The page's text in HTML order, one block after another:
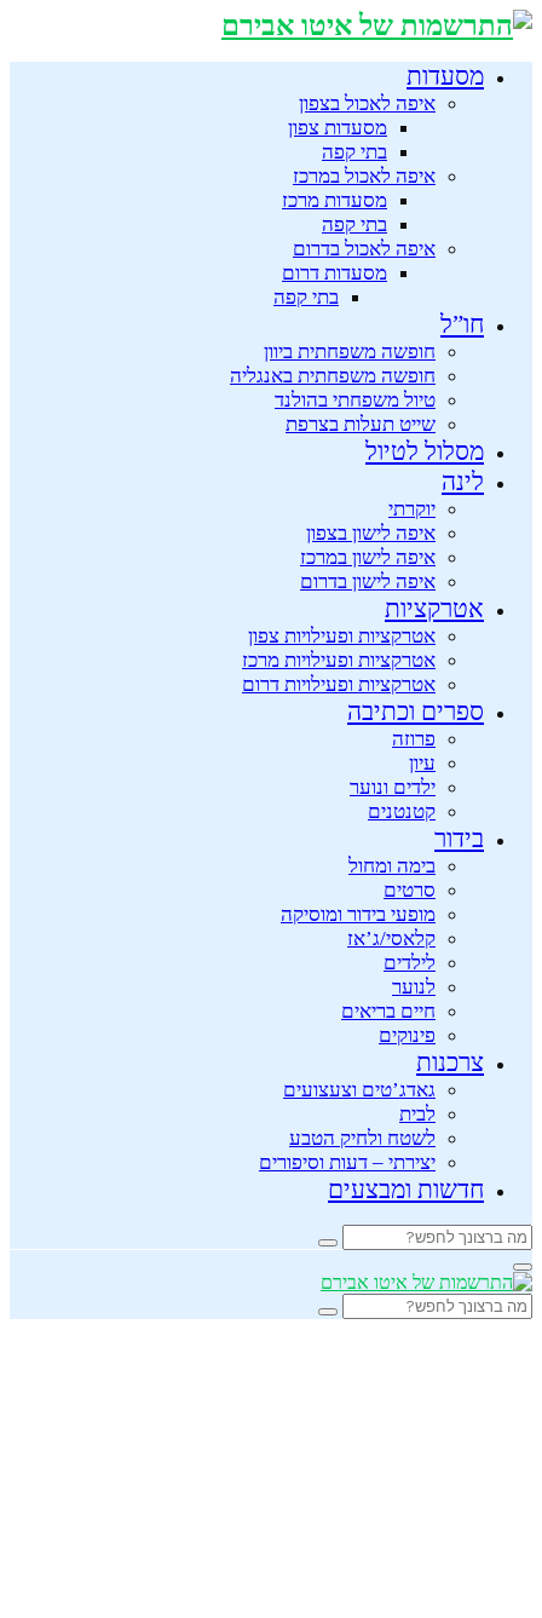
מסעדות
איפה לאכול בצפון
מסעדות צפון
בתי קפה
איפה לאכול במרכז
מסעדות מרכז
בתי קפה
איפה לאכול בדרום
מסעדות דרום
בתי קפה
חו”ל
חופשה משפחתית ביוון
חופשה משפחתית באנגליה
טיול משפחתי בהולנד
שייט תעלות בצרפת
מסלול לטיול
לינה
יוקרתי
איפה לישון בצפון
איפה לישון במרכז
איפה לישון בדרום
אטרקציות
אטרקציות ופעילויות צפון
אטרקציות ופעילויות מרכז
אטרקציות ופעילויות דרום
ספרים וכתיבה
פרוזה
עיון
ילדים ונוער
קטנטנים
בידור
בימה ומחול
סרטים
מופעי בידור ומוסיקה
קלאסי/ג’אז
לילדים
לנוער
חיים בריאים
פינוקים
צרכנות
גאדג’טים וצעצועים
לבית
לשטח ולחיק הטבע
יצירתי – דעות וסיפורים
חדשות ומבצעים
Search
for:
Search
Primary
Menu
Search
for:
Search